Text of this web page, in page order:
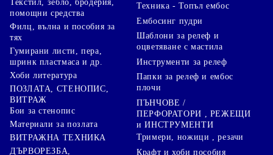
Текстил, зебло, бродерия,
помощни средства
Филц, вълна и пособия за
тях
Гумирани листи, пера,
шринк пластмаса и др.
Хоби литература
ПОЗЛАТА, СТЕНОПИС,
ВИТРАЖ
Бои за стенопис
Материали за позлата
ВИТРАЖНА ТЕХНИКА
ДЪРВОРЕЗБА,
Техника - Топъл ембос
Ембосинг пудри
Шаблони за релеф и
оцветяване с мастила
Инструменти за релеф
Папки за релеф и ембос
плочи
ПЪНЧОВЕ /
ПЕРФОРАТОРИ , РЕЖЕЩИ
и ИНСТРУМЕНТИ
Тримери, ножици , резачи
Крафт и хоби пособия